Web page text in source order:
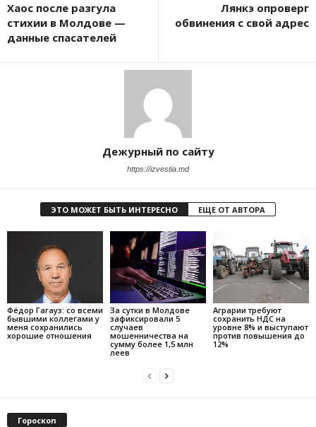
Хаос после разгула
стихии в Молдове —
данные спасателей
Лянкэ опроверг
обвинения с свой адрес
Дежурный по сайту
https://izvestia.md
ЭТО МОЖЕТ БЫТЬ ИНТЕРЕСНО ЕЩЕ ОТ АВТОРА
Фёдор Гагауз: со всеми
бывшими коллегами у
меня сохранились
хорошие отношения
За сутки в Молдове
зафиксировали 5
случаев
мошенничества на
сумму более 1,5 млн
леев
Аграрии требуют
сохранить НДС на
уровне 8% и выступают
против повышения до
12%
Гороскоп